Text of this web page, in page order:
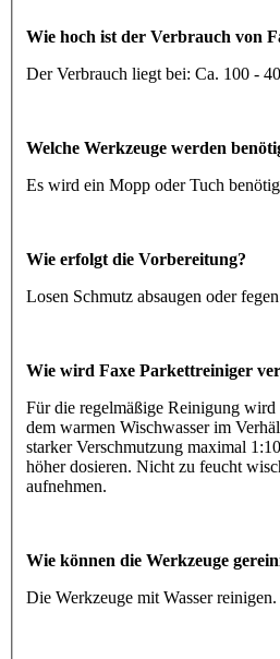
Wie hoch ist der Verbrauch von
Der Verbrauch liegt bei: Ca. 100 -
Welche Werkzeuge werden
Es wird ein Mopp oder Tuch
Wie erfolgt die Vorbereitung?
Losen Schmutz absaugen oder
Wie wird Faxe Parkettreiniger
Für die regelmäßige Reinigung
dem warmen Wischwasser im
starker Verschmutzung maximal
höher dosieren. Nicht zu feucht
aufnehmen.
Wie können die Werkzeuge
Die Werkzeuge mit Wasser reinigen.